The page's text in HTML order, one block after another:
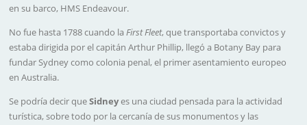
en su barco, HMS Endeavour.
No fue hasta 1788 cuando laFirst Fleet, que transportaba convictos y
estaba dirigida por el capitán Arthur Phillip, llegó a Botany Bay para
fundar Sydney como colonia penal, el primer asentamiento europeo
en Australia.
Se podría decir queSidneyes una ciudad pensada para la actividad
turística, sobre todo por la cercanía de sus monumentos y las